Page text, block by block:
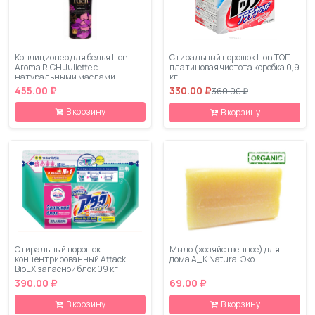
Кондиционер для белья Lion
Aroma RICH Juliette с
натуральными маслами
ваниль-жасмин флакон 550 мл
455.00 ₽
В корзину
Стиральный порошок Lion ТОП-
платиновая чистота коробка 0,9
кг
330.00 ₽360.00 ₽
В корзину
Стиральный порошок
концентрированный Attack
BioEX запасной блок 09 кг
390.00 ₽
В корзину
Мыло (хозяйственное) для
дома A_K Natural Эко
69.00 ₽
В корзину